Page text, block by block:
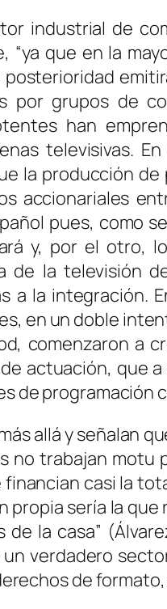
industrial de
“ya que en la
por grupos de
han
televisivas.
la producción
accionariales
pues, como
y, por el otro,
de la televisión
a la integración.
en un doble
comenzaron a
actuación, que
de programación
allá y señalan
no trabajan motu
casi la
propia sería la
la casa”
verdadero
de